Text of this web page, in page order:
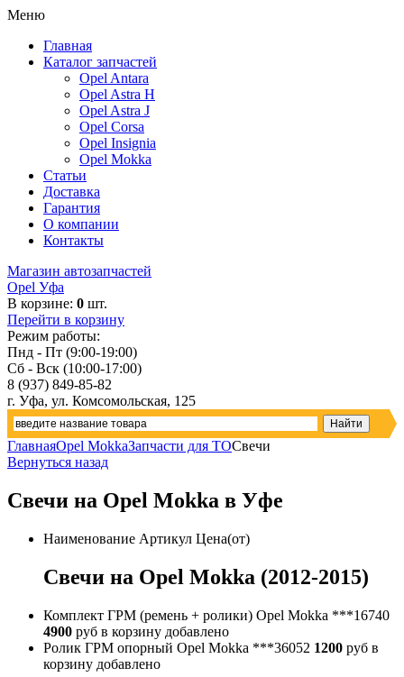
Меню
Главная
Каталог запчастей
Opel Antara
Opel Astra H
Opel Astra J
Opel Corsa
Opel Insignia
Opel Mokka
Статьи
Доставка
Гарантия
О компании
Контакты
Магазин автозапчастей
Opel Уфа
В корзине: 0 шт.
Перейти в корзину
Режим работы:
Пнд - Пт (9:00-19:00)
Сб - Вск (10:00-17:00)
8 (937) 849-85-82
г. Уфа, ул. Комсомольская, 125
ГлавнаяOpel MokkaЗапчасти для ТОСвечи
Вернуться назад
Свечи на Opel Mokka в Уфе
Наименование Артикул Цена(от)
Свечи на Opel Mokka (2012-2015)
Комплект ГРМ (ремень + ролики) Opel Mokka ***16740
4900 руб в корзину добавлено
Ролик ГРМ опорный Opel Mokka ***36052 1200 руб в
корзину добавлено